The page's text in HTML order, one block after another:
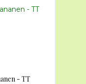
- TT